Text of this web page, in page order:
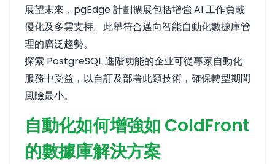
展望未來，pgEdge 計劃擴展包括增強 AI 工作負載
優化及多雲支持。此舉符合邁向智能自動化數據庫管
理的廣泛趨勢。
探索 PostgreSQL 進階功能的企业可從專家自動化
服務中受益，以自訂及部署此類技術，確保轉型期間
風險最小。
自動化如何增強如 ColdFront
的數據庫解決方案